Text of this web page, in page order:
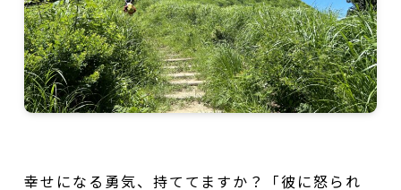
幸せになる勇気、持ててますか？「彼に怒られ